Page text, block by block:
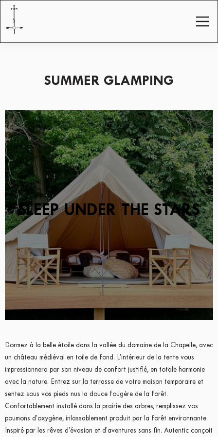
SUMMER GLAMPING
SLEEP UNDER THE STARS
Dormez à la belle étoile dans la vallée du domaine de la Chapelle, avec
un château médiéval en toile de fond. L’intérieur de la tente vous
impressionnera par son niveau de confort justifié, en totale harmonie
avec la nature. Entrez sur la terrasse de votre maison temporaire et
sentez sous vos pieds nus la douce fougère de la forêt.
Confortablement installé dans la prairie des arbres, remplissez vos
poumons d’oxygène, inlassablement produit par la forêt environnante.
Inspiré par les rêves d’évasion et d’aventures sans fin. Autentic conçoit